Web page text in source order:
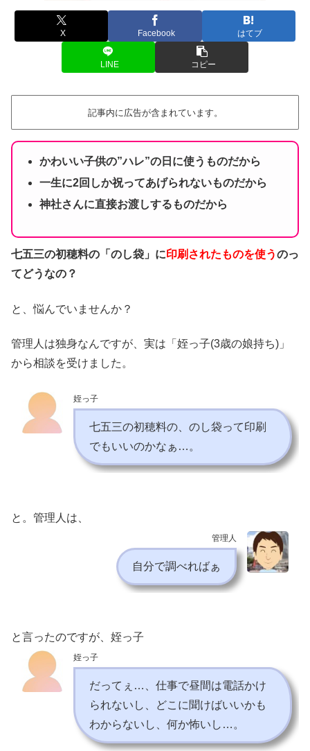
X Facebook はてブ
LINE コピー
記事内に広告が含まれています。
かわいい子供の”ハレ”の日に使うものだから
一生に2回しか祝ってあげられないものだから
神社さんに直接お渡しするものだから
七五三の初穂料の「のし袋」に印刷されたものを使うのっ
てどうなの？
と、悩んでいませんか？
管理人は独身なんですが、実は「姪っ子(3歳の娘持ち)」
から相談を受けました。
姪っ子
七五三の初穂料の、のし袋って印刷
でもいいのかなぁ…。
と。管理人は、
管理人
自分で調べればぁ
と言ったのですが、姪っ子
姪っ子
だってぇ…、仕事で昼間は電話かけ
られないし、どこに聞けばいいかも
わからないし、何か怖いし…。